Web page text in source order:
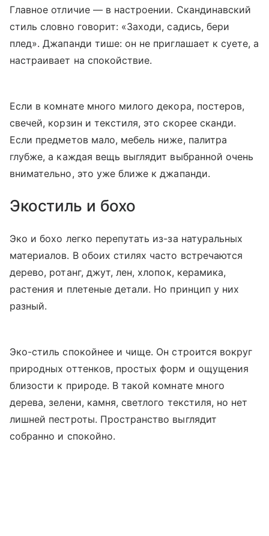
Главное отличие — в настроении. Скандинавский
стиль словно говорит: «Заходи, садись, бери
плед». Джапанди тише: он не приглашает к суете, а
настраивает на спокойствие.
Если в комнате много милого декора, постеров,
свечей, корзин и текстиля, это скорее сканди.
Если предметов мало, мебель ниже, палитра
глубже, а каждая вещь выглядит выбранной очень
внимательно, это уже ближе к джапанди.
Экостиль и бохо
Эко и бохо легко перепутать из-за натуральных
материалов. В обоих стилях часто встречаются
дерево, ротанг, джут, лен, хлопок, керамика,
растения и плетеные детали. Но принцип у них
разный.
Эко-стиль спокойнее и чище. Он строится вокруг
природных оттенков, простых форм и ощущения
близости к природе. В такой комнате много
дерева, зелени, камня, светлого текстиля, но нет
лишней пестроты. Пространство выглядит
собранно и спокойно.